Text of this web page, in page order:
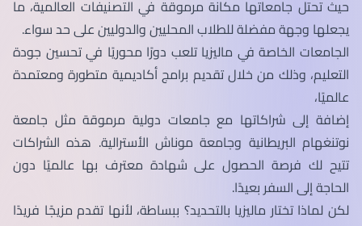
حيث تحتل جامعاتها مكانة مرموقة في التصنيفات العالمية، ما
يجعلها وجهة مفضلة للطلاب المحليين والدوليين على حد سواء.
الجامعات الخاصة في ماليزيا تلعب دورًا محوريًا في تحسين جودة
التعليم، وذلك من خلال تقديم برامج أكاديمية متطورة ومعتمدة
عالميًا،
إضافة إلى شراكاتها مع جامعات دولية مرموقة مثل جامعة
نوتنغهام البريطانية وجامعة موناش الأسترالية. هذه الشراكات
تتيح لك فرصة الحصول على شهادة معترف بها عالميًا دون
الحاجة إلى السفر بعيدًا.
لكن لماذا تختار ماليزيا بالتحديد؟ ببساطة، لأنها تقدم مزيجًا فريدًا